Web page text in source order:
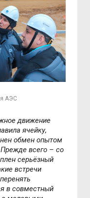
АЭС
движение
ячейку,
обмен опытом
всего – со
серьёзный
встречи
в совместный